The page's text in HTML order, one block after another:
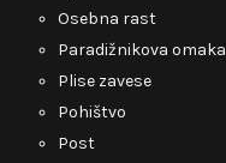
Osebna rast
Paradižnikova omaka
Plise zavese
Pohištvo
Post